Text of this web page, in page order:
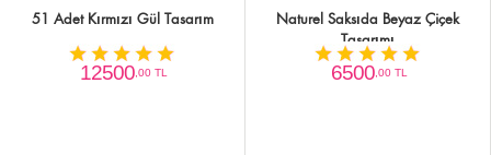
51 Adet Kırmızı Gül Tasarım
12500,00 TL
Naturel Saksıda Beyaz Çiçek
Tasarımı
6500,00 TL